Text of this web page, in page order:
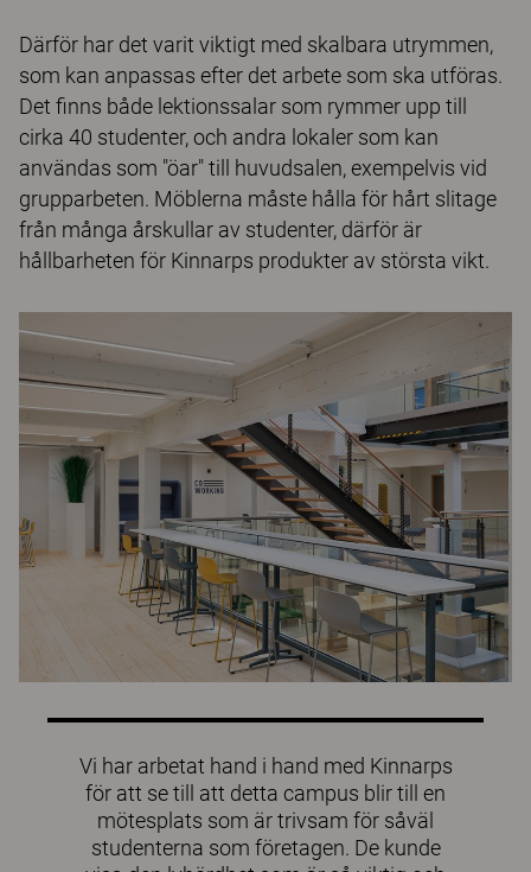
Därför har det varit viktigt med skalbara utrymmen,
som kan anpassas efter det arbete som ska utföras.
Det finns både lektionssalar som rymmer upp till
cirka 40 studenter, och andra lokaler som kan
användas som "öar" till huvudsalen, exempelvis vid
grupparbeten. Möblerna måste hålla för hårt slitage
från många årskullar av studenter, därför är
hållbarheten för Kinnarps produkter av största vikt.
Vi har arbetat hand i hand med Kinnarps
för att se till att detta campus blir till en
mötesplats som är trivsam för såväl
studenterna som företagen. De kunde